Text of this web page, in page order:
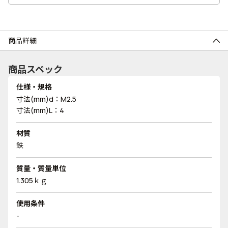
商品詳細
商品スペック
仕様・規格
寸法(mm)d：M2.5
寸法(mm)L：4
材質
鉄
質量・質量単位
1.305ｋｇ
使用条件
-